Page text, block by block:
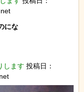
にな
します 投稿日：